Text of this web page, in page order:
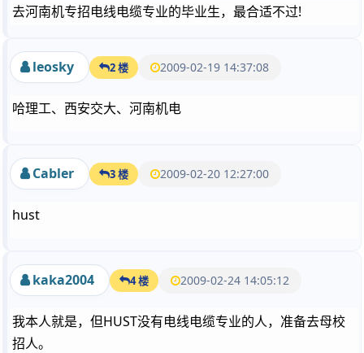
去河南机专招电线电缆专业的毕业生，最合适不过!
leosky 2 楼 2009-02-19 14:37:08
哈理工、西安交大、河南机电
Cabler 3 楼 2009-02-20 12:27:00
hust
kaka2004 4 楼 2009-02-24 14:05:12
我本人就是，但HUST没有电线电缆专业的人，准备去母校
招人。